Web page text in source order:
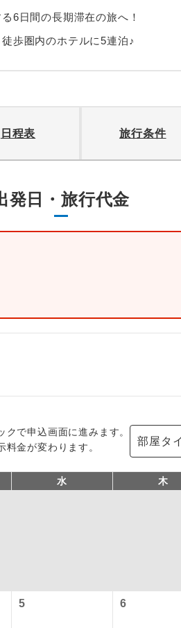
6日間の長期滞在の旅へ！
歩圏内のホテルに5連泊♪
日程表 旅行条件
発日・旅行代金
クで申込画面に進みます。
金が変わります。
部屋タ
水 木
5 6